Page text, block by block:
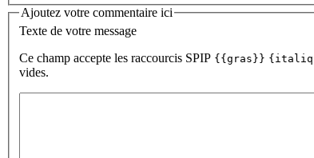
Ajoutez votre commentaire ici
Texte de votre message
Ce champ accepte les raccourcis SPIP {{gras}}
vides.